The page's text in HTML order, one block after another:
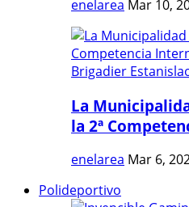
enelarea Mar 10,
La
la 2ª
enelarea Mar 6,
Polideportivo